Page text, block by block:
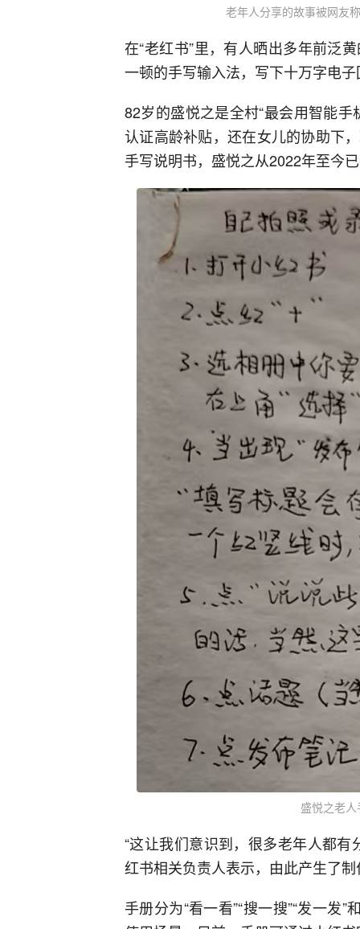
老年人分享的故事被网友
在“老红书”里，有人晒出多年前泛
一顿的手写输入法，写下十万字电
82岁的盛悦之是全村“最会用智能
认证高龄补贴，还在女儿的协助下
手写说明书，盛悦之从2022年至今
盛悦之老
“这让我们意识到，很多老年人都
红书相关负责人表示，由此产生了
手册分为“看一看”“搜一搜”“发一发